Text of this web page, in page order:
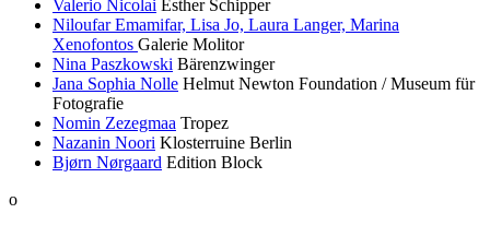
Valerio Nicolai Esther Schipper
Niloufar Emamifar, Lisa Jo, Laura Langer, Marina
Xenofontos Galerie Molitor
Nina Paszkowski Bärenzwinger
Jana Sophia Nolle Helmut Newton Foundation / Museum für
Fotografie
Nomin Zezegmaa Tropez
Nazanin Noori Klosterruine Berlin
Bjørn Nørgaard Edition Block
o